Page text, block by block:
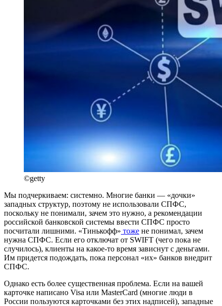
©getty
Мы подчеркиваем: системно. Многие банки — «дочки»
западных структур, поэтому не использовали СПФС,
поскольку не понимали, зачем это нужно, а рекомендации
российской банковской системы ввести СПФС просто
посчитали лишними. «Тинькофф» тоже не понимал, зачем
нужна СПФС. Если его отключат от SWIFT (чего пока не
случилось), клиенты на какое-то время зависнут с деньгами.
Им придется подождать, пока персонал «их» банков внедрит
СПФС.
Однако есть более существенная проблема. Если на вашей
карточке написано Visa или MasterCard (многие люди в
России пользуются карточками без этих надписей), западные